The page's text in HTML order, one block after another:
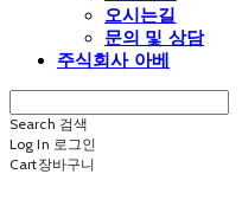
오시는길
문의 및 상담
주식회사 아베
Search 검색
Log In 로그인
Cart장바구니